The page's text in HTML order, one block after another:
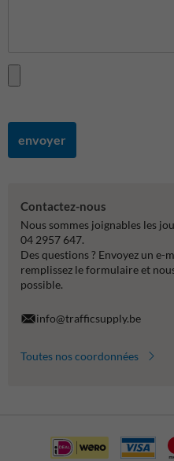
envoyer
Contactez-nous
Nous sommes joignables les
04 2957 647.
Des questions ? Envoyez un e-
remplissez le formulaire et
possible.
info@trafficsupply.be
Toutes nos coordonnées